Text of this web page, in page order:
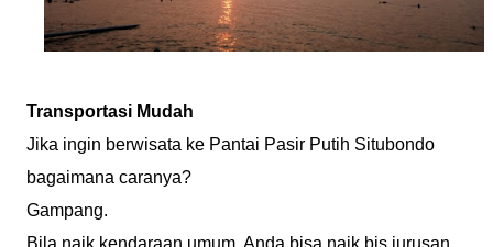
Transportasi Mudah
Jika ingin berwisata ke Pantai Pasir Putih Situbondo
bagaimana caranya?
Gampang.